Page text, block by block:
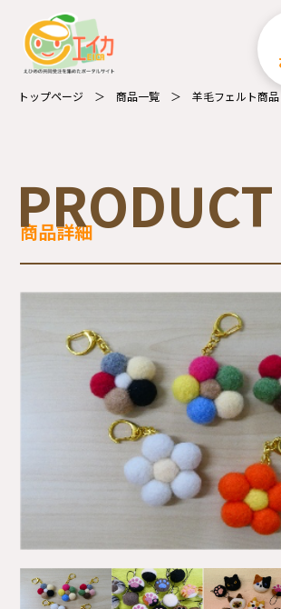
トップページ 商品一覧 羊毛フェルト商品
事業所の紹介
エイカについて
受注業務について
サイトマップ
プライバシーポリシー
ご利用ガイド
PRODUCT
商品詳細